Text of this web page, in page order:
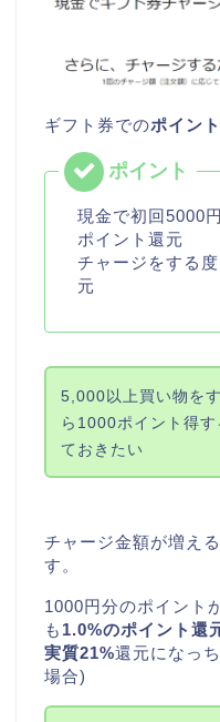
ギフト券でのポイン
現金で初回5000
ポイント還元
チャージをする
元
5,000以上買い物を
ら1000ポイント得す
ておきたい
チャージ金額が増え
す。
1000円分のポイント
も 1.0%のポイント還
実質21%還元になっ
場合)